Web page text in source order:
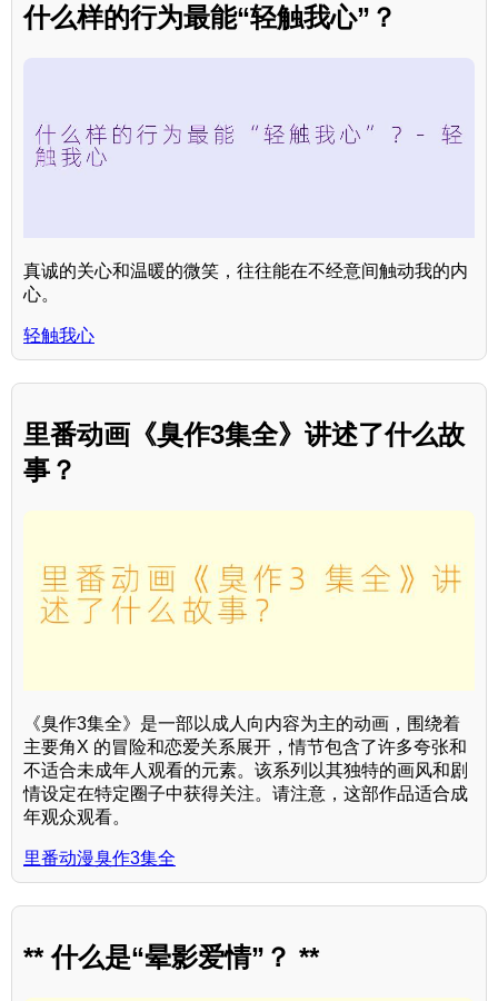
什么样的行为最能“轻触我心”？
真诚的关心和温暖的微笑，往往能在不经意间触动我的内
心。
轻触我心
里番动画《臭作3集全》讲述了什么故
事？
《臭作3集全》是一部以成人向内容为主的动画，围绕着
主要角X 的冒险和恋爱关系展开，情节包含了许多夸张和
不适合未成年人观看的元素。该系列以其独特的画风和剧
情设定在特定圈子中获得关注。请注意，这部作品适合成
年观众观看。
里番动漫臭作3集全
** 什么是“晕影爱情”？ **